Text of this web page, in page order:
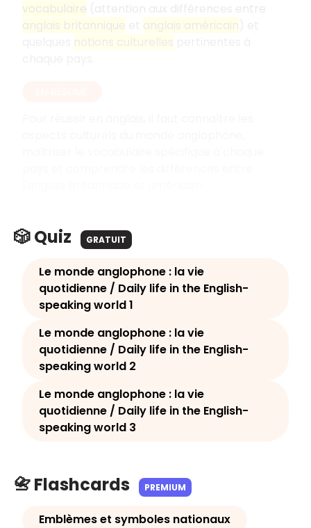
vocabulaire
🎲 Quiz GRATUIT
Le monde anglophone : la vie
quotidienne / Daily life in the English-
speaking world 1
Le monde anglophone : la vie
quotidienne / Daily life in the English-
speaking world 2
Le monde anglophone : la vie
quotidienne / Daily life in the English-
speaking world 3
📇 Flashcards PREMIUM
Emblèmes et symboles nationaux